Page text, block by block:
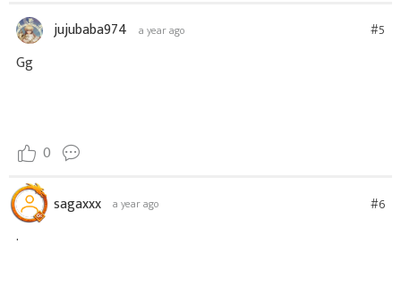
jujubaba974 a year ago #5
Gg
0
sagaxxx a year ago #6
.